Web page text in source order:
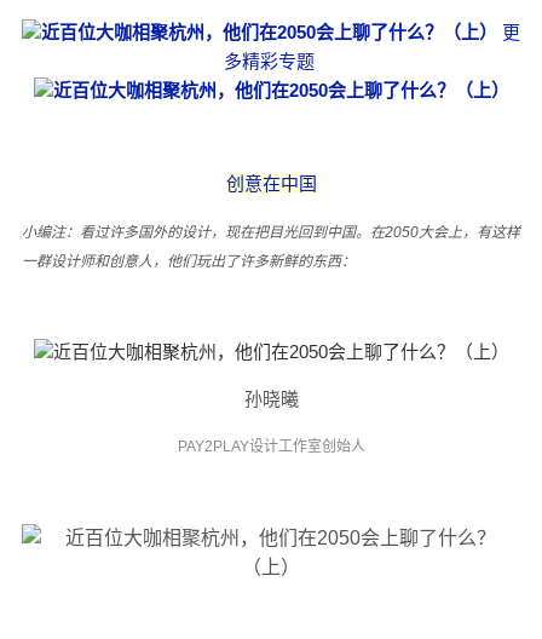
更
多精彩专题
创意在中国
小编注：看过许多国外的设计，现在把目光回到中国。在2050大会上，有这样
一群设计师和创意人，他们玩出了许多新鲜的东西：
孙晓曦
PAY2PLAY设计工作室创始人